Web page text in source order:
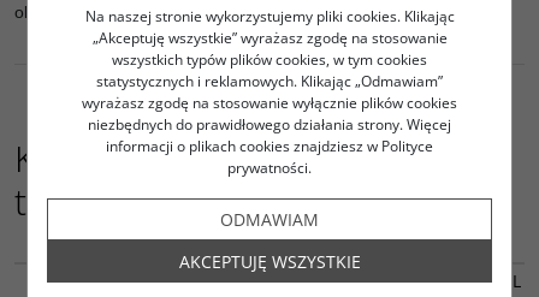
olbrzymy.</span>
Kupujący ten produkt kupili
także:
Puzzle Tainted Grail Lords of Ragnarok Utgard PL
Na naszej stronie wykorzystujemy pliki cookies. Klikając
„Akceptuję wszystkie” wyrażasz zgodę na stosowanie
wszystkich typów plików cookies, w tym cookies
statystycznych i reklamowych. Klikając „Odmawiam”
wyrażasz zgodę na stosowanie wyłącznie plików cookies
niezbędnych do prawidłowego działania strony. Więcej
informacji o plikach cookies znajdziesz w Polityce
prywatności.
ODMAWIAM
AKCEPTUJĘ WSZYSTKIE